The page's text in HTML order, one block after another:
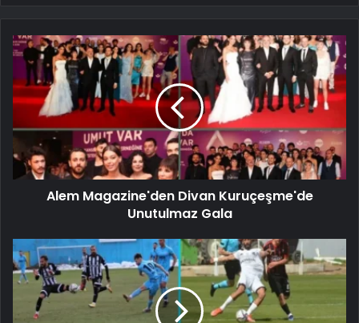
Alem Magazine'den Divan Kuruçeşme'de
Unutulmaz Gala